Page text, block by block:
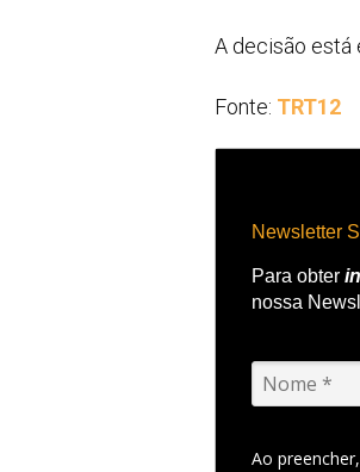
A decisão está
Fonte: TRT12
Newsletter
Para obter
nossa
Ao